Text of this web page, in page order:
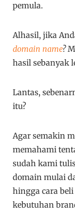
pemula.
Alhasil, jika
domain name?
hasil sebanyak
Lantas,
itu?
Agar semakin
memahami
sudah kami
domain mulai
hingga cara
kebutuhan